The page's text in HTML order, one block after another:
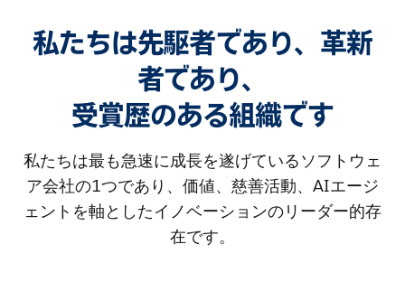
私たちは先駆者であり、革新
者であり、
受賞歴のある組織です
私たちは最も急速に成長を遂げているソフトウェ
ア会社の1つであり、価値、慈善活動、AIエージ
ェントを軸としたイノベーションのリーダー的存
在です。